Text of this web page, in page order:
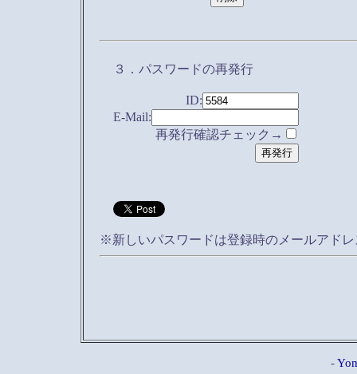
３．パスワードの再発行
ID:
E-Mail:
再発行確認チェック→
※新しいパスワードは登録時のメールアド
-